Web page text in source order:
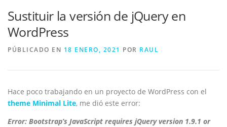
PORTFOLIO
Sustituir la versión de jQuery en
WordPress
PÚBLICADO EN 18 ENERO, 2021 POR RAUL
Hace poco trabajando en un proyecto de WordPress con el
theme Minimal Lite, me dió este error:
Error: Bootstrap’s JavaScript requires jQuery version 1.9.1 or